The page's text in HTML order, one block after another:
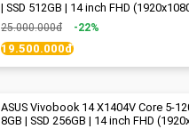
| SSD 512GB | 14 inch FHD
new
25.000.000đ -22%
19.500.000đ
ASUS Vivobook 14 X1404V Core 5-
8GB | SSD 256GB | 14 inch FHD